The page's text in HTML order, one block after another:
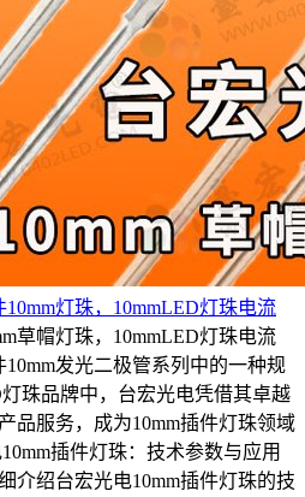
灯珠，10mmLED灯珠电流
草帽灯珠，10mmLED灯珠电流
10mm发光二极管系列中的一种规
珠品牌中，台宏光电凭借其卓越
品服务，成为10mm插件灯珠领域
插件灯珠：技术参数与应用
介绍台宏光电10mm插件灯珠的技